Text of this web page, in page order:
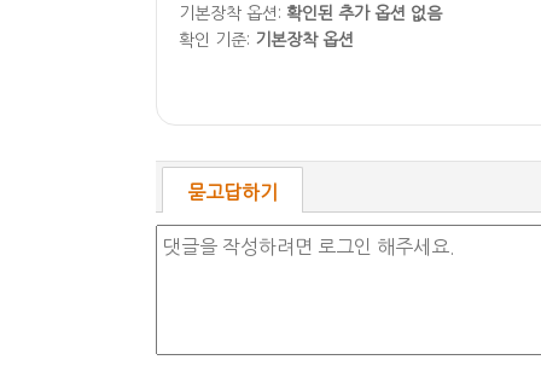
기본장착 옵션: 확인된 추가 옵션 없음
확인 기준: 기본장착 옵션
묻고답하기